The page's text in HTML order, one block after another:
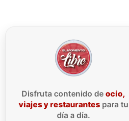
Disfruta contenido deocio,
viajes y restaurantespara tu
día a día.